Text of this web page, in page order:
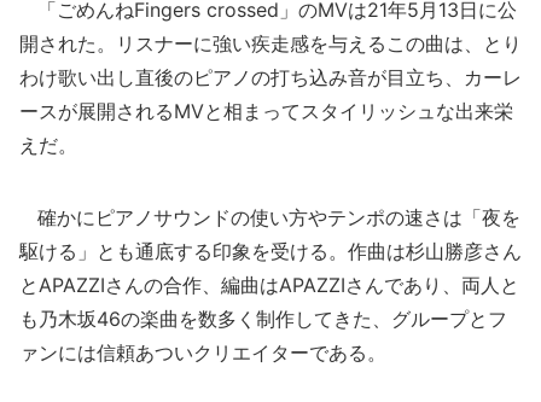
「ごめんねFingers crossed」のMVは21年5月13日に公
開された。リスナーに強い疾走感を与えるこの曲は、とり
わけ歌い出し直後のピアノの打ち込み音が目立ち、カーレ
ースが展開されるMVと相まってスタイリッシュな出来栄
えだ。
確かにピアノサウンドの使い方やテンポの速さは「夜を
駆ける」とも通底する印象を受ける。作曲は杉山勝彦さん
とAPAZZIさんの合作、編曲はAPAZZIさんであり、両人と
も乃木坂46の楽曲を数多く制作してきた、グループとフ
ァンには信頼あついクリエイターである。